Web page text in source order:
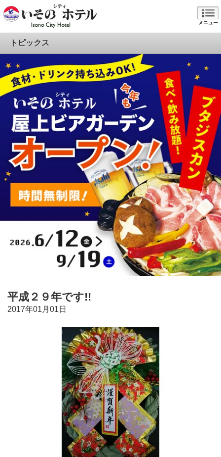
メニュー
トピックス
平成２９年です!!
2017年01月01日